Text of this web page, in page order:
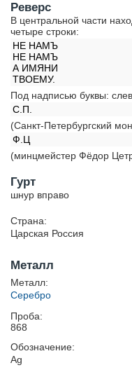
Реверс
В центральной части
четыре строки:
НЕ НАМЪ
НЕ НАМЪ
А ИМЯНИ
ТВОЕМУ.
Под надписью буквы:
С.П.
(Санкт-Петербургский
Ф.Ц
(минцмейстер Фёдор
Гурт
шнур вправо
Страна:
Царская Россия
Металл
Металл:
Серебро
Проба:
868
Обозначение:
Ag